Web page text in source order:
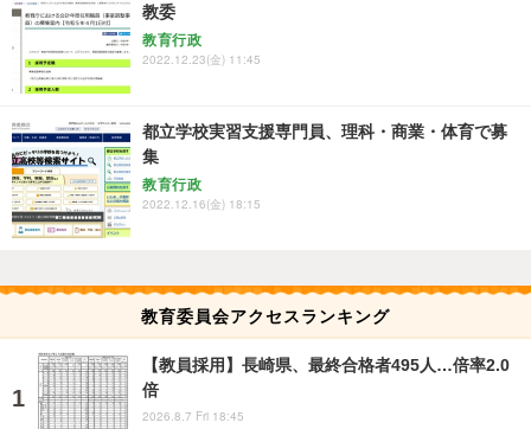
教委
教育行政
2022.12.23(金) 11:45
都立学校実習支援専門員、理科・商業・体育で募
集
教育行政
2022.12.16(金) 18:15
教育委員会アクセスランキング
【教員採用】長崎県、最終合格者495人…倍率2.0
倍
2026.8.7 Fri 18:45